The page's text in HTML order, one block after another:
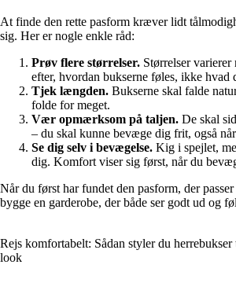
At finde den rette pasform kræver lidt
sig. Her er nogle enkle råd:
Prøv flere størrelser. Størrelser
efter, hvordan bukserne føles, ikke hvad
Tjek længden. Bukserne skal falde
folde for meget.
Vær opmærksom på taljen. De skal
– du skal kunne bevæge dig frit, også
Se dig selv i bevægelse. Kig i spejlet,
dig. Komfort viser sig først, når du
Når du først har fundet den pasform, der
bygge en garderobe, der både ser godt ud og
Rejs komfortabelt: Sådan styler du herrebukser
look